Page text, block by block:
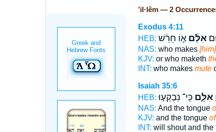
’il·lêm — 2
Exodus 4:11
HEB:
אִלֵּ֔םא֣וֹ חֵרֵ֔שׁ
NAS: who makes
KJV: or who maketh
INT: who makes mute
Isaiah 35:6
HEB:
אִלֵּ֑ם כִּֽי־ נִבְקְע֤וּ
NAS: And the tongue
KJV: and the tongue
INT: will shout and the